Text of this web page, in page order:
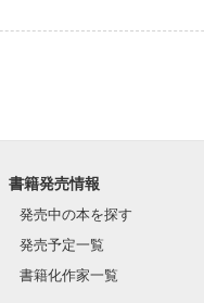
書籍発売情報
発売中の本を探す
発売予定一覧
書籍化作家一覧